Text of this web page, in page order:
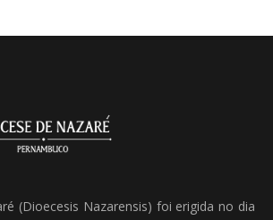
(Dioecesis Nazarensis) foi erigida no dia